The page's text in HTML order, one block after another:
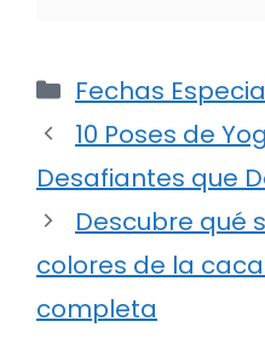
Categorías
Fechas
10 Poses de
Desafiantes que
Descubre qué
colores de la
completa